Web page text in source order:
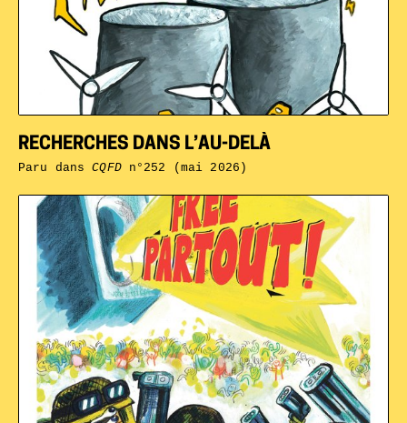
RECHERCHES DANS L’AU-DELÀ
Paru dansCQFDn°252 (mai 2026)